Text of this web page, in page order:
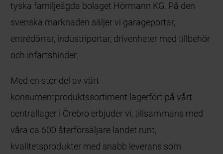
tyska familjeägda bolaget Hörmann KG. På den
svenska marknaden säljer vi garageportar,
entrédörrar, industriportar, drivenheter med tillbehör
och infartshinder.
Med en stor del av vårt
konsumentproduktssortiment lagerfört på vårt
centrallager i Örebro erbjuder vi, tillsammans med
våra ca 600 återförsäljare landet runt,
kvalitetsprodukter med snabb leverans som